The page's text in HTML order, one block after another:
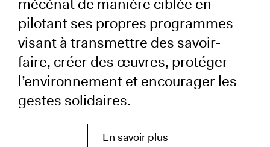
mécénat de manière ciblée en
pilotant ses propres programmes
visant à transmettre des savoir-
faire, créer des œuvres, protéger
l’environnement et encourager les
gestes solidaires.
En savoir plus